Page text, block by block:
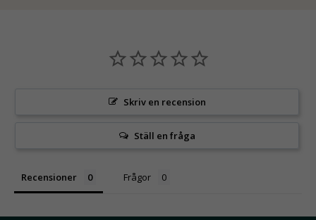
Skriv en recension
Ställ en fråga
Recensioner Frågor